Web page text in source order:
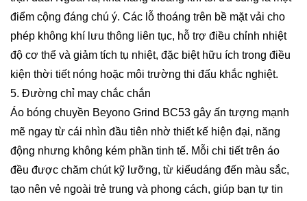
điểm cộng đáng chú ý. Các lỗ thoáng trên bề mặt vải cho
phép không khí lưu thông liên tục, hỗ trợ điều chỉnh nhiệt
độ cơ thể và giảm tích tụ nhiệt, đặc biệt hữu ích trong điều
kiện thời tiết nóng hoặc môi trường thi đấu khắc nghiệt.
5. Đường chỉ may chắc chắn
Áo bóng chuyền Beyono Grind BC53 gây ấn tượng mạnh
mẽ ngay từ cái nhìn đầu tiên nhờ thiết kế hiện đại, năng
động nhưng không kém phần tinh tế. Mỗi chi tiết trên áo
đều được chăm chút kỹ lưỡng, từ kiểudáng đến màu sắc,
tạo nên vẻ ngoài trẻ trung và phong cách, giúp bạn tự tin